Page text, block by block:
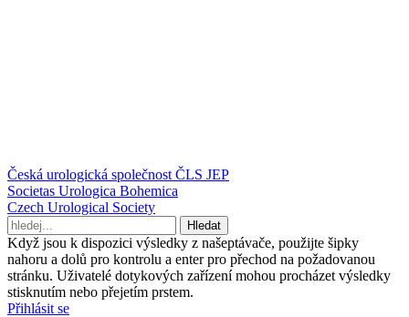
Česká urologická společnost ČLS JEP
Societas Urologica Bohemica
Czech Urological Society
Vyhledávání
Když jsou k dispozici výsledky z našeptávače, použijte šipky
nahoru a dolů pro kontrolu a enter pro přechod na požadovanou
stránku. Uživatelé dotykových zařízení mohou procházet výsledky
stisknutím nebo přejetím prstem.
Přihlásit se